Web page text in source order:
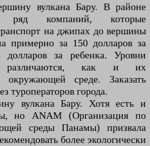
вулкана Бару. В районе
ряд компаний, которые
на джипах до вершины
примерно за 150 долларов за
долларов за ребенка. Уровни
различаются, как и их
окружающей среде. Заказать
туроператоров города.
вулкана Бару. Хотя есть и
но ANAM (Организация по
среды Панамы) призвала
более экологически